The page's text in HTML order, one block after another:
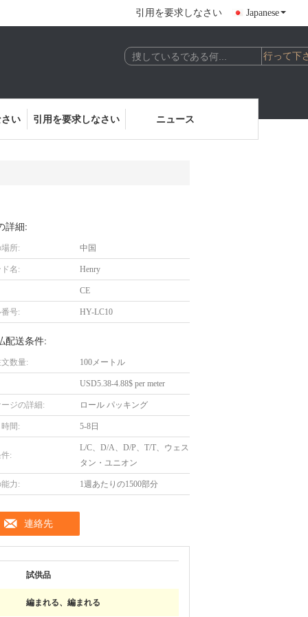
引用を要求しなさい Japanese
い 引用を要求しなさい ニュース
詳細:
所: 中国
名: Henry
CE
号: HY-LC10
配送条件:
数量: 100メートル
USD5.38-4.88$ per meter
ジの詳細: ロール パッキング
間: 5-8日
:
L/C、D/A、D/P、T/T、ウェス
タン・ユニオン
力: 1週あたりの1500部分
連絡先
試供品
編まれる、編まれる